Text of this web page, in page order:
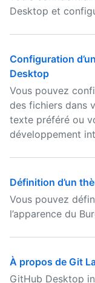
Desktop et
Configuration
Desktop
Vous pouvez
des fichiers dans
texte préféré ou
développement
Définition d’un
Vous pouvez
l’apparence du
À propos de Git
GitHub Desktop